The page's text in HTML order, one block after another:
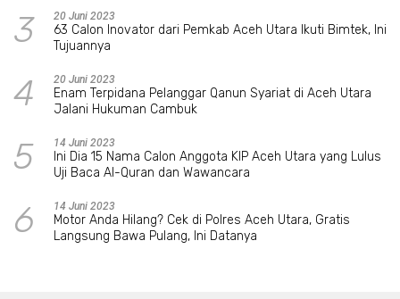
3 20 Juni 2023
63 Calon Inovator dari Pemkab Aceh Utara Ikuti Bimtek, Ini
Tujuannya
4 20 Juni 2023
Enam Terpidana Pelanggar Qanun Syariat di Aceh Utara
Jalani Hukuman Cambuk
5 14 Juni 2023
Ini Dia 15 Nama Calon Anggota KIP Aceh Utara yang Lulus
Uji Baca Al-Quran dan Wawancara
6 14 Juni 2023
Motor Anda Hilang? Cek di Polres Aceh Utara, Gratis
Langsung Bawa Pulang, Ini Datanya